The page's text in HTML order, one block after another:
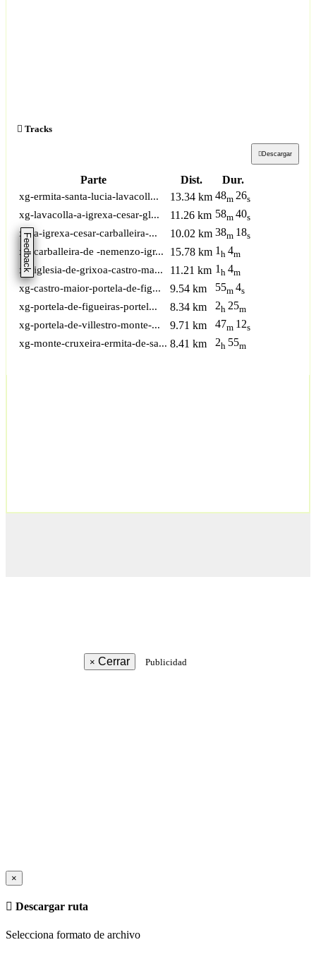
Feedback
Tracks
Descargar
Parte Dist. Dur.
xg-ermita-santa-lucia-lavacoll... 13.34 km 48m 26s
xg-lavacolla-a-igrexa-cesar-gl... 11.26 km 58m 40s
xg-a-igrexa-cesar-carballeira-... 10.02 km 38m 18s
xg-carballeira-de -nemenzo-igr... 15.78 km 1 h 4m
xg-iglesia-de-grixoa-castro-ma... 11.21 km 1 h 4m
xg-castro-maior-portela-de-fig... 9.54 km 55m 4s
xg-portela-de-figueiras-portel... 8.34 km 2h 25m
xg-portela-de-villestro-monte-... 9.71 km 47m 12s
xg-monte-cruxeira-ermita-de-sa... 8.41 km 2h 55m
× Cerrar Publicidad
×
Descargar ruta
Selecciona formato de archivo